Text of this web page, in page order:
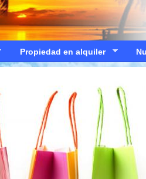
Propiedad en alquiler